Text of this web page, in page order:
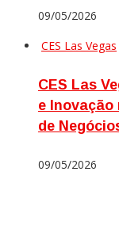
09/05/2026
CES Las Vegas
CES Las
e Inovação
de
09/05/2026